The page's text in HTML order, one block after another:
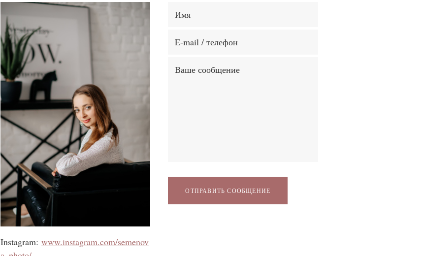
Instagram: www.instagram.com/semenov
ОТПРАВИТЬ СООБЩЕНИЕ